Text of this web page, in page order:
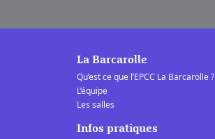
La Barcarolle
Qu’est ce que l’EPCC La Barcarolle ?
L’équipe
Les salles
Infos pratiques